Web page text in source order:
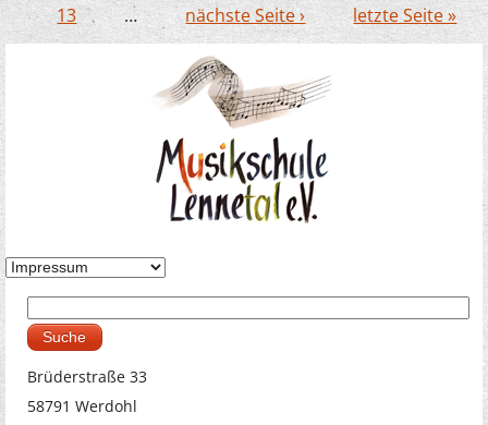
13
… nächste Seite › letzte Seite »
Suchformular
Brüderstraße 33
58791 Werdohl